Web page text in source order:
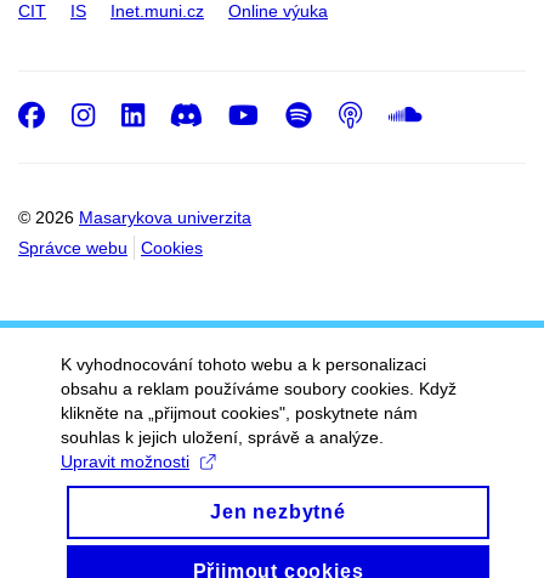
CIT IS Inet.muni.cz Online výuka
© 2026 Masarykova univerzita
Správce webu
Cookies
Facebook
Instagram
LinkedIn
DiscordYoutube
Spotify
Podcast
K vyhodnocování tohoto webu a k personalizaci
obsahu a reklam používáme soubory cookies. Když
klikněte na „přijmout cookies", poskytnete nám
souhlas k jejich uložení, správě a analýze.
Upravit možnosti
Jen nezbytné
Přijmout cookies